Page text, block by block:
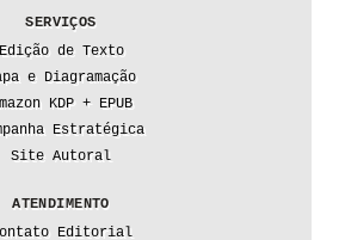
SERVIÇOS
Edição de Texto
e Diagramação
KDP + EPUB
Estratégica
Site Autoral
ATENDIMENTO
Editorial